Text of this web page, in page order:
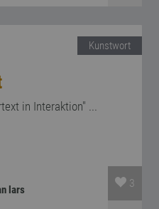
Kunstwort
in Interaktion" ...
lars
3